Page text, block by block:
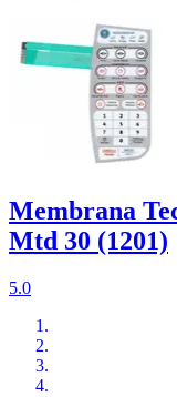
Membrana
Mtd 30 (1201)
5.0